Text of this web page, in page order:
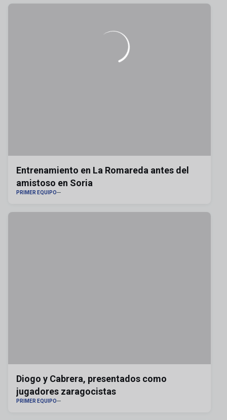
Entrenamiento en La Romareda antes del
amistoso en Soria
PRIMER EQUIPO
Diogo y Cabrera, presentados como
jugadores zaragocistas
PRIMER EQUIPO